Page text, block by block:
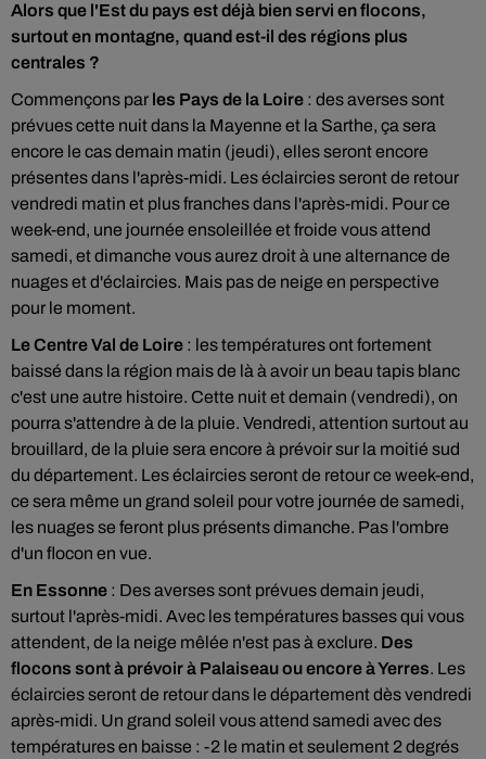
Alors que l'Est du pays est déjà bien servi en flocons,
surtout en montagne, quand est-il des régions plus
centrales ?
Commençons par les Pays de la Loire : des averses sont
prévues cette nuit dans la Mayenne et la Sarthe, ça sera
encore le cas demain matin (jeudi), elles seront encore
présentes dans l'après-midi. Les éclaircies seront de retour
vendredi matin et plus franches dans l'après-midi. Pour ce
week-end, une journée ensoleillée et froide vous attend
samedi, et dimanche vous aurez droit à une alternance de
nuages et d'éclaircies. Mais pas de neige en perspective
pour le moment.
Le Centre Val de Loire : les températures ont fortement
baissé dans la région mais de là à avoir un beau tapis blanc
c'est une autre histoire. Cette nuit et demain (vendredi), on
pourra s'attendre à de la pluie. Vendredi, attention surtout au
brouillard, de la pluie sera encore à prévoir sur la moitié sud
du département. Les éclaircies seront de retour ce week-end,
ce sera même un grand soleil pour votre journée de samedi,
les nuages se feront plus présents dimanche. Pas l'ombre
d'un flocon en vue.
En Essonne : Des averses sont prévues demain jeudi,
surtout l'après-midi. Avec les températures basses qui vous
attendent, de la neige mêlée n'est pas à exclure. Des
flocons sont à prévoir à Palaiseau ou encore à Yerres. Les
éclaircies seront de retour dans le département dès vendredi
après-midi. Un grand soleil vous attend samedi avec des
températures en baisse : -2 le matin et seulement 2 degrés